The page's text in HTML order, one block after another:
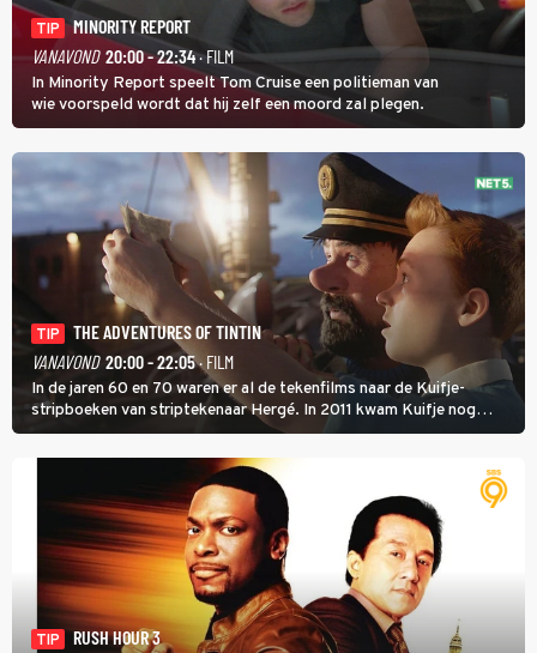
TIP
MINORITY REPORT
VANAVOND 20:00 - 22:34· FILM
In Minority Report speelt Tom Cruise een politieman van
wie voorspeld wordt dat hij zelf een moord zal plegen.
TIP
THE ADVENTURES OF TINTIN
VANAVOND 20:00 - 22:05· FILM
In de jaren 60 en 70 waren er al de tekenfilms naar de Kuifje-
stripboeken van striptekenaar Hergé. In 2011 kwam Kuifje nog
meer tot leven in The Adventures of Tintin van Steven Spielberg.
TIP
RUSH HOUR 3